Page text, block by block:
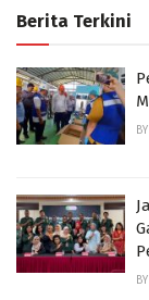
Berita Terkini
BY
BY